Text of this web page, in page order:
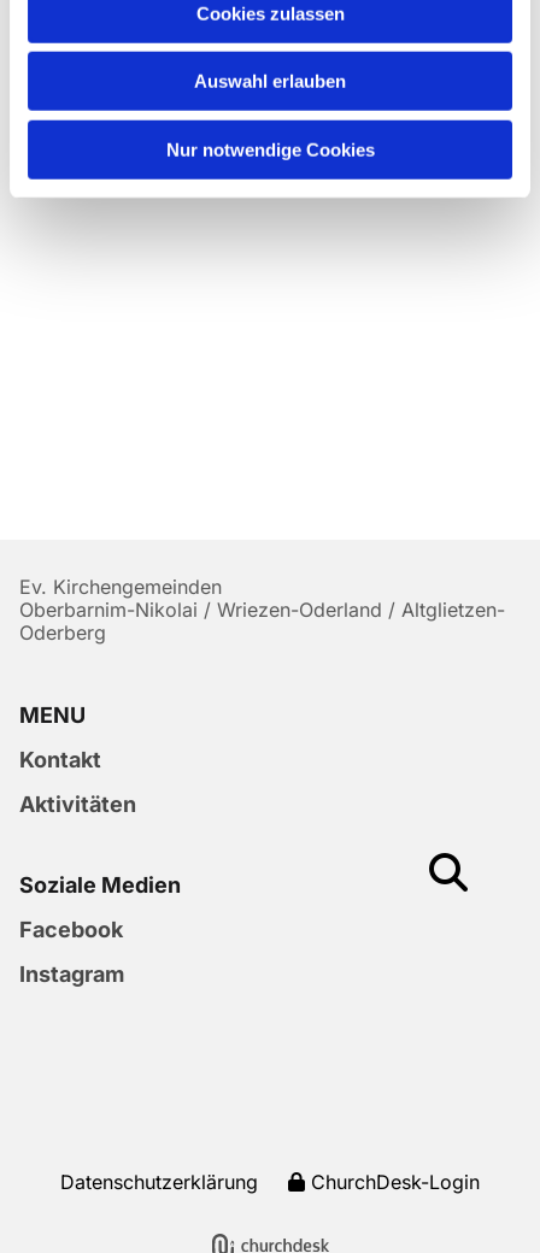
Cookies zulassen
Auswahl erlauben
Nur notwendige Cookies
Ev. Kirchengemeinden
Oberbarnim-Nikolai / Wriezen-Oderland / Altglietzen-
Oderberg
MENU
Kontakt
Aktivitäten
Soziale Medien
Facebook
Instagram
Datenschutzerklärung ChurchDesk-Login